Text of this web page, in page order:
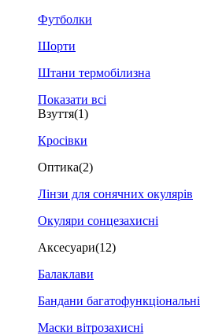
Футболки
Шорти
Штани термобілизна
Показати всі
Взуття(1)
Кросівки
Оптика(2)
Лінзи для сонячних окулярів
Окуляри сонцезахисні
Аксесуари(12)
Балаклави
Бандани багатофункціональні
Маски вітрозахисні